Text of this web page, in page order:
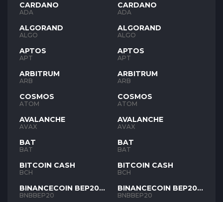
CARDANO
ADA
ALGORAND
ALGO
APTOS
APT
ARBITRUM
ARB
COSMOS
ATOM
AVALANCHE
AVAX
BAT
BAT
BITCOIN CASH
BCH
BINANCECOIN BEP20
BNB
BNBBEP20
CARDANO
ADA
ALGORAND
ALGO
APTOS
APT
ARBITRUM
ARB
COSMOS
ATOM
AVALANCHE
AVAX
BAT
BAT
BITCOIN CASH
BCH
BINANCECOIN BEP20
BNB
BNBBEP20